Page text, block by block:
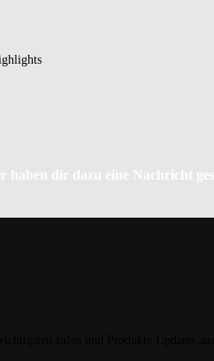
haben dir dazu eine Nachricht